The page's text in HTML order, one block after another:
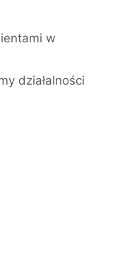
w
działalności